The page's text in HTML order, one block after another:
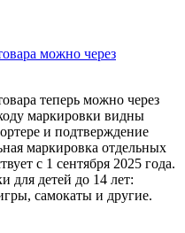
можно через
теперь можно через
маркировки видны
и подтверждение
маркировка отдельных
с 1 сентября 2025 года.
для детей до 14 лет:
самокаты и другие.